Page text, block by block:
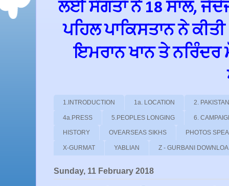
ਲਈ ਸੰਗਤਾਂ ਨੇ 18 ਸਾਲ,
ਪਹਿਲ ਪਾਕਿਸਤਾਨ ਨੇ
ਇਮਰਾਨ ਖਾਨ ਤੇ ਨਰਿੰਦਰ
1.INTRODUCTION 1a. LOCATION 2.
4a.PRESS 5.PEOPLES LONGING 6.
HISTORY OVEARSEAS SIKHS PHOTOS
X-GURMAT YABLIAN Z - GURBANI
Sunday, 11 February 2018